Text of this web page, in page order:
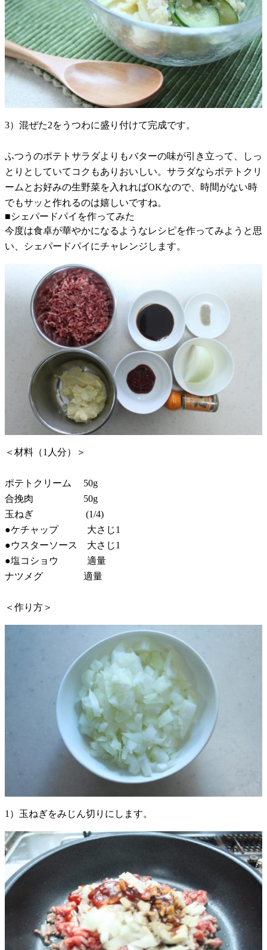
3）混ぜた2をうつわに盛り付けて完成です。
ふつうのポテトサラダよりもバターの味が引き立って、しっ
とりとしていてコクもありおいしい。サラダならポテトクリ
ームとお好みの生野菜を入れればOKなので、時間がない時
でもサッと作れるのは嬉しいですね。
■シェパードパイを作ってみた
今度は食卓が華やかになるようなレシピを作ってみようと思
い、シェパードパイにチャレンジします。
＜材料（1人分）＞
ポテトクリーム 50g
合挽肉 50g
玉ねぎ (1/4)
●ケチャップ 大さじ1
●ウスターソース 大さじ1
●塩コショウ 適量
ナツメグ 適量
＜作り方＞
1）玉ねぎをみじん切りにします。